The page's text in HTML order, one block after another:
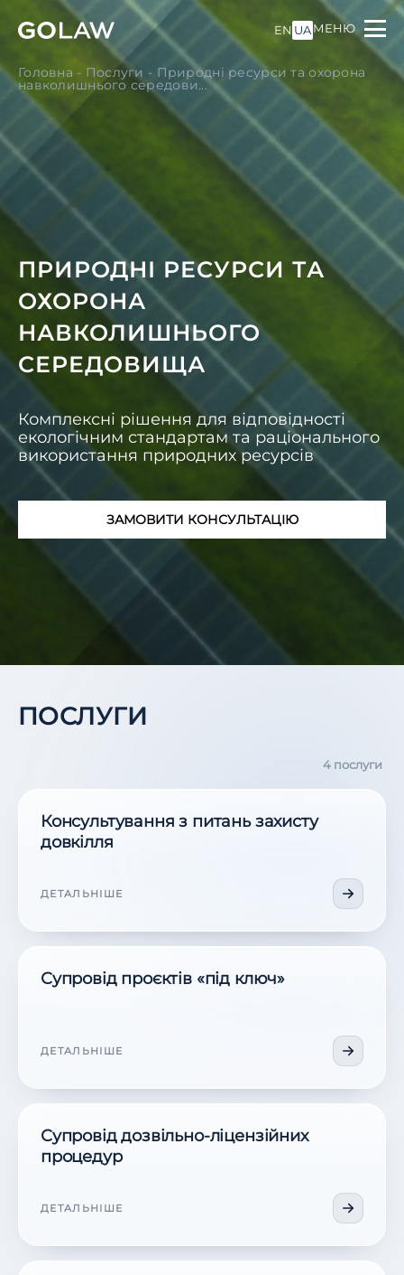
EN UAМЕНЮ
Головна - Послуги - Природні ресурси та охорона
навколишнього середови...
ПРИРОДНІ РЕСУРСИ ТА
ОХОРОНА
НАВКОЛИШНЬОГО
СЕРЕДОВИЩА
Комплексні рішення для відповідності
екологічним стандартам та раціонального
використання природних ресурсів
ЗАМОВИТИ КОНСУЛЬТАЦІЮ
ПОСЛУГИ
4 послуги
Консультування з питань захисту
довкілля
ДЕТАЛЬНІШЕ
Супровід проєктів «під ключ»
ДЕТАЛЬНІШЕ
Супровід дозвільно-ліцензійних
процедур
ДЕТАЛЬНІШЕ